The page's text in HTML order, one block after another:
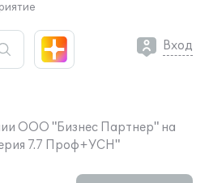
Вход
ООО "Бизнес Партнер" на
7.7 Проф+УСН"